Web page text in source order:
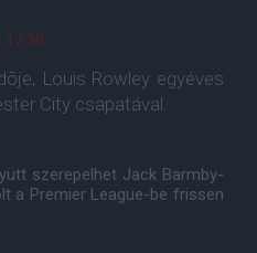
17:30
Louis Rowley egyéves
City csapatával.
szerepelhet Jack Barmby-
a Premier League-be frissen